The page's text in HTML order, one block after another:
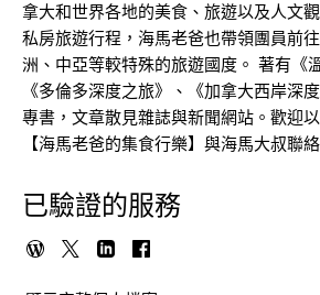
拿大和世界各地的美食、旅遊以及人文
私房旅遊行程，海馬老爸也帶領團員前
洲、中亞等較特殊的旅遊國度。 著有《
《多倫多深度之旅》、《加拿大西岸深
專書，文章散見雜誌與新聞網站。歡迎
【海馬老爸的集食行樂】與海馬大叔聯絡
已驗證的服務